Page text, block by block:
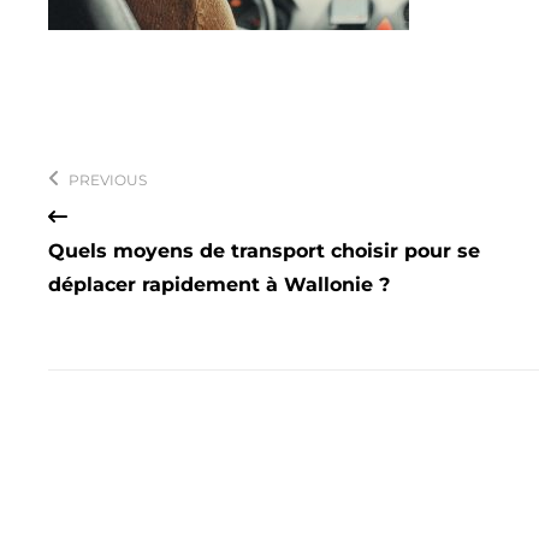
de
l’article
PREVIOUS
Quels moyens de transport choisir pour se
déplacer rapidement à Wallonie ?